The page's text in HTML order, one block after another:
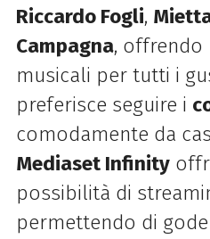
Riccardo Fogli,
Campagna, offrendo
musicali per tutti i
preferisce seguire i
comodamente da
Mediaset Infinity
possibilità di
permettendo di